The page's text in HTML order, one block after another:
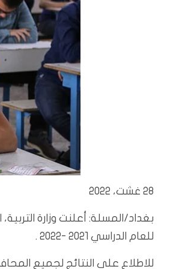
28 غشت، 2022
للعام الدراسي 2021 -2022 .
للاطلاع على النتائج لجميع